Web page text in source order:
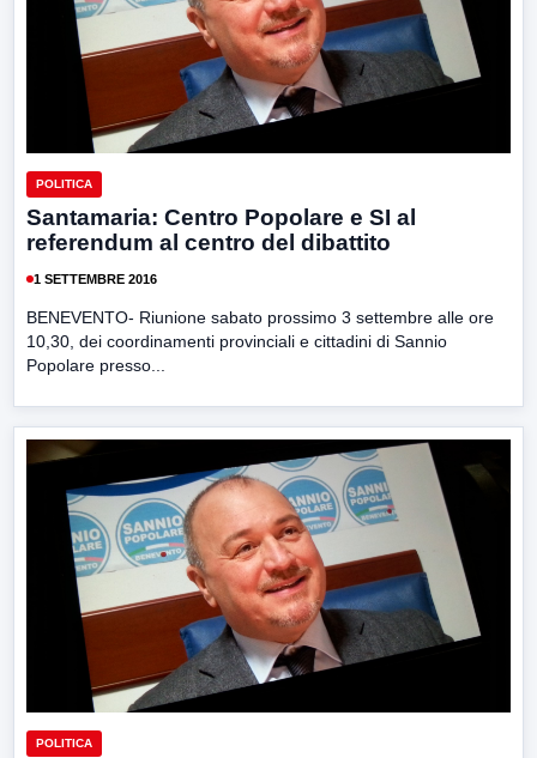
POLITICA
Santamaria: Centro Popolare e SI al
referendum al centro del dibattito
1 SETTEMBRE 2016
BENEVENTO- Riunione sabato prossimo 3 settembre alle ore
10,30, dei coordinamenti provinciali e cittadini di Sannio
Popolare presso...
POLITICA